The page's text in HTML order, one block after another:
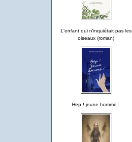
L'enfant qui n'inquiétait pas les
oiseaux (roman)
Hep ! jeune homme !